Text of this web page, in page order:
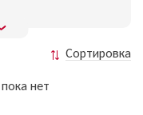
Сортировка
нет